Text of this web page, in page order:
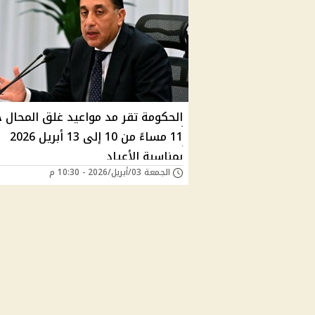
الحكومة تقر مد مواعيد غلق
11 مساءً من 10 إلى 13 أبريل 2026
بمناسبة الأعياد
الجمعة 03/أبريل/2026 - 10:30 م